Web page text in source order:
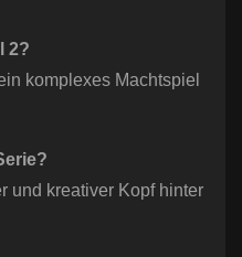
2?
komplexes Machtspiel
und kreativer Kopf hinter